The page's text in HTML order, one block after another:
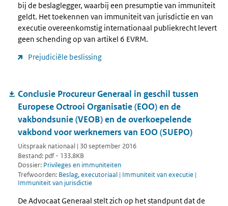
bij de beslaglegger, waarbij een presumptie van immuniteit
geldt. Het toekennen van immuniteit van jurisdictie en van
executie overeenkomstig internationaal publiekrecht levert
geen schending op van artikel 6 EVRM.
Prejudiciële beslissing
Conclusie Procureur Generaal in geschil tussen
Europese Octrooi Organisatie (EOO) en de
vakbondsunie (VEOB) en de overkoepelende
vakbond voor werknemers van EOO (SUEPO)
Uitspraak nationaal | 30 september 2016
Bestand: pdf - 133.8KB
Dossier: Privileges en immuniteiten
Trefwoorden: Beslag, executoriaal | Immuniteit van executie |
Immuniteit van jurisdictie
De Advocaat Generaal stelt zich op het standpunt dat de